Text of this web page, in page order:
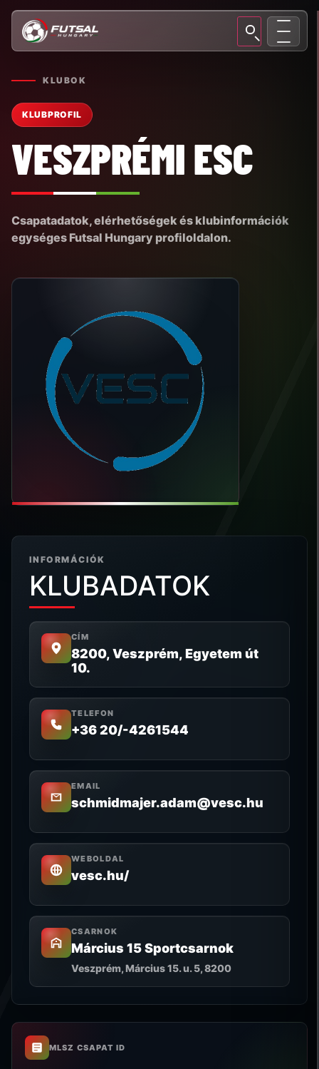
KLUBOK
KLUBPROFIL
VESZPRÉMI ESC
Csapatadatok, elérhetőségek és klubinformációk
egységes Futsal Hungary profiloldalon.
INFORMÁCIÓK
KLUBADATOK
CÍM
8200, Veszprém, Egyetem út
10.
TELEFON
+36 20/-4261544
EMAIL
schmidmajer.adam@vesc.hu
WEBOLDAL
vesc.hu/
CSARNOK
Március 15 Sportcsarnok
Veszprém, Március 15. u. 5, 8200
MLSZ CSAPAT ID